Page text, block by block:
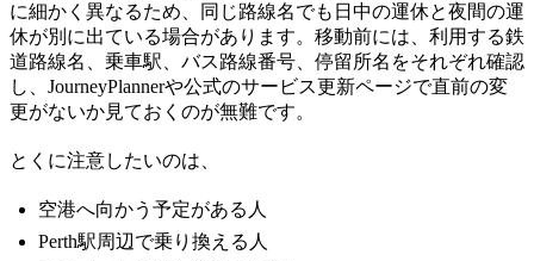
に細かく異なるため、同じ路線名でも日中の運休と夜間の運
休が別に出ている場合があります。移動前には、利用する鉄
道路線名、乗車駅、バス路線番号、停留所名をそれぞれ確認
し、JourneyPlannerや公式のサービス更新ページで直前の変
更がないか見ておくのが無難です。
とくに注意したいのは、
空港へ向かう予定がある人
Perth駅周辺で乗り換える人